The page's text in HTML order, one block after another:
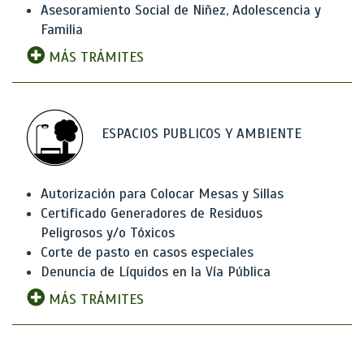
Asesoramiento Social de Niñez, Adolescencia y
Familia
MÁS TRÁMITES
ESPACIOS PUBLICOS Y AMBIENTE
Autorización para Colocar Mesas y Sillas
Certificado Generadores de Residuos
Peligrosos y/o Tóxicos
Corte de pasto en casos especiales
Denuncia de Líquidos en la Vía Pública
MÁS TRÁMITES